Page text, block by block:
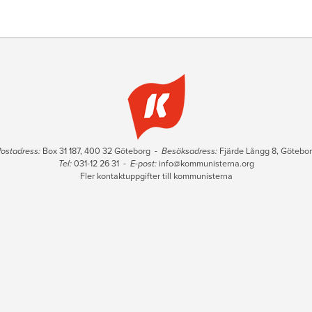
Box 31 187, 400 32 Göteborg - Besöksadress:Fjärde Långg 8,
Tel:031-12 26 31 - E-post: info@kommunisterna.org
Fler kontaktuppgifter till kommunisterna